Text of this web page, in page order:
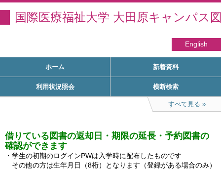
国際医療福祉大学 大田原キャンパス
English
ホーム 新着資料
利用状況照会 横断検索
すべて見る
借りている図書の返却日・期限の延長・予約図書の
確認ができます
・学生の初期のログインPWは入学時に配布したものです
その他の方は生年月日（8桁）となります（登録がある場合のみ）